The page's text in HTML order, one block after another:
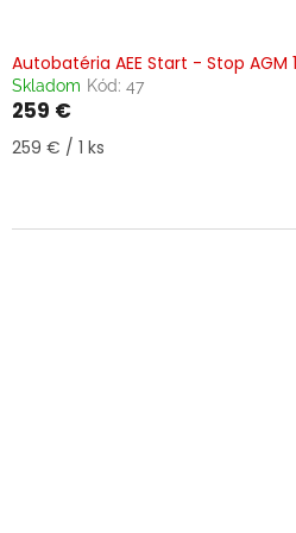
Autobatéria AEE Start - Stop AGM
Skladom Kód: 47
259 €
Jednotková
259 € / 1 ks